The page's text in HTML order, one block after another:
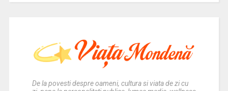
De la povesti despre oameni, cultura si viata de zi cu